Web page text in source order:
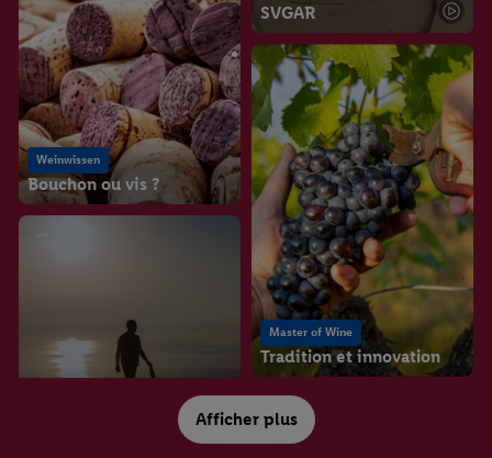
SVGAR
Weinwissen
Bouchon ou vis ?
Master of Wine
Tradition et innovation
Tenuta di Castellaro Afficher plus